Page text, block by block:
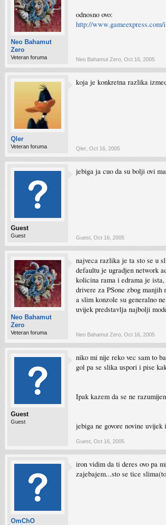
Neo Bahamut
Zero
Veteran foruma
odnosno ovo:
http://www.gameexpress.com/
Neo Bahamut Zero Oct 16, 2005
Qler
Veteran foruma
koja je konkretna razlika
Qler Oct 16, 2005
Guest
Guest
jebiga ja cuo da su bolji ovi
Guest Oct 16, 2005
Neo Bahamut
Zero
Veteran foruma
najveca razlika je ta sto se u
defaultu je ugradjen network
kolicina rama i edrama je
drivere za PSone zbog
a slim konzole su generalno
uvijek predstavlja najbolji
Neo Bahamut Zero Oct 16, 2005
Guest
Guest
niko mi nije reko vec sam to
gol pa se slika uspori i pise
Ipak kazem da se ne
jebiga ne govore novine uvijek
Guest Oct 16, 2005
OmChO
iron vidim da ti deres ovo pa
zajebajem...sto se tice